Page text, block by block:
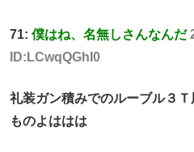
71: 僕はね、名無しさんなんだ
ID:LCwqQGhI0
礼装ガン積みでのルーブル３
ものよははは